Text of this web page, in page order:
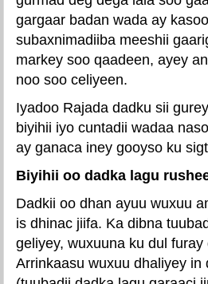
gargaar badan wada ay
subaxnimadiiba meeshii
markey soo qaadeen, ayey
noo soo celiyeen.
Iyadoo Rajada dadku sii
biyihii iyo cuntadii wadaa
ay ganaca iney gooyso ku
Biyihii oo dadka lagu
Dadkii oo dhan ayuu wuxuu
is dhinac jiifa. Ka dibna
geliyey, wuxuuna ku dul
Arrinkaasu wuxuu dhaliyey